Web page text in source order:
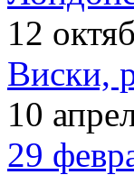
12
Виски,
10
29